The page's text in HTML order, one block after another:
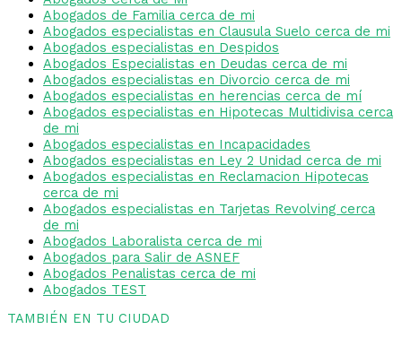
Abogados de Familia cerca de mi
Abogados especialistas en Clausula Suelo cerca de mi
Abogados especialistas en Despidos
Abogados Especialistas en Deudas cerca de mi
Abogados especialistas en Divorcio cerca de mi
Abogados especialistas en herencias cerca de mí
Abogados especialistas en Hipotecas Multidivisa cerca
de mi
Abogados especialistas en Incapacidades
Abogados especialistas en Ley 2 Unidad cerca de mi
Abogados especialistas en Reclamacion Hipotecas
cerca de mi
Abogados especialistas en Tarjetas Revolving cerca
de mi
Abogados Laboralista cerca de mi
Abogados para Salir de ASNEF
Abogados Penalistas cerca de mi
Abogados TEST
TAMBIÉN EN TU CIUDAD